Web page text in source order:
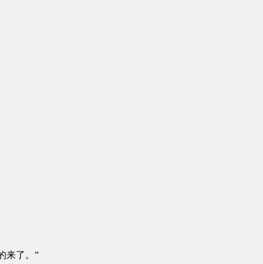
来了。”